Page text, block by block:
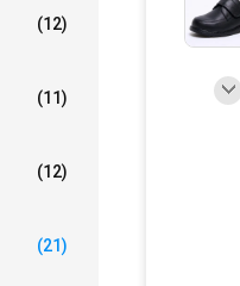
(12)
(11)
(12)
(21)